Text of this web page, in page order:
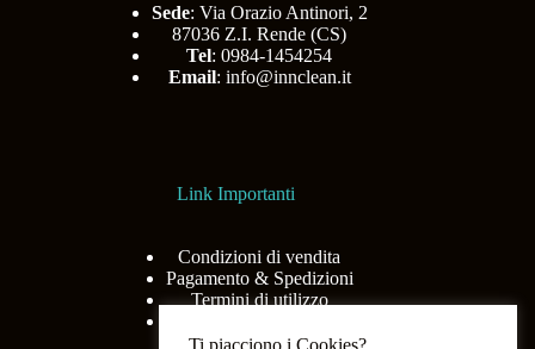
Sede: Via Orazio Antinori, 2
87036 Z.I. Rende (CS)
Tel: 0984-1454254
Email: info@innclean.it
Link Importanti
Condizioni di vendita
Pagamento & Spedizioni
Termini di utilizzo
Ti piacciono i Cookies?